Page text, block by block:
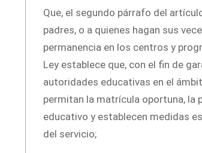
Que, el segundo párrafo del
padres, o a quienes hagan sus
permanencia en los centros y
Ley establece que, con el fin de
autoridades educativas en el
permitan la matrícula oportuna, la
educativo y establecen medidas
del servicio;